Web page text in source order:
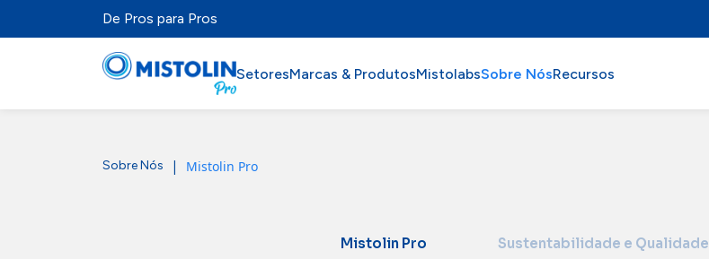
De Pros para Pros
SetoresMarcas & ProdutosMistolabsSobre NósRecursos
Sobre Nós | Mistolin Pro
Mistolin Pro Sustentabilidade e Qualidade